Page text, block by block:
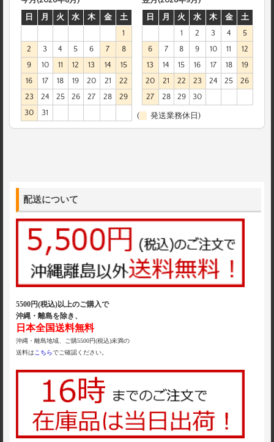
日
月 火 水 木 金
土
1
2
3 4 5 6 7
8
9
10 11 12 13 14
15
16
17 18 19 20 21
22
23
24 25 26 27 28
29
30
31
日
月 火 水 木 金
土
1
2 3 4
5
6
7 8 9 10 11
12
13
14 15 16 17 18
19
20
21 22 23 24 25
26
27
28 29 30
( 発送業務休日)
配送について
5500円(税込)以上のご購入で
沖縄・離島を除き、
日本全国送料無料
沖縄・離島地域、ご購5500円(税込)未満の
送料は こちらでご確認ください。